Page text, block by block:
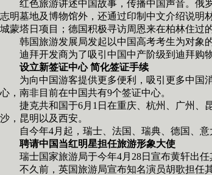
红色旅游讲述中国故事，传播中国声音。俄罗
志明墓地及博物馆外，还通过印制中文介绍说明
城蒙塔日项目；德国积极寻访周恩来在柏林住过
韩国旅游发展局发起以中国高考考生为对象的
迪拜开发商为了吸引中国中产阶级到迪拜购物
设立新签证中心 简化签证手续
为向中国游客提供更多便利，吸引更多中国消
心，南非目前在中国共有9个签证中心。
捷克共和国于6月1日在重庆、杭州、广州、昆
沙，昆明以及西安。
自今年4月起，瑞士、法国、瑞典、德国、意
聘请中国当红明星担任旅游形象大使
瑞士国家旅游局于今年4月28日宣布黄轩出任
不久前，英国旅游局宣布知名演员胡歌担任其